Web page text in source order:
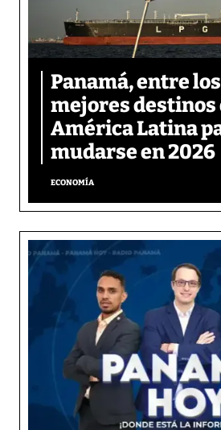
Panamá, entre
mejores destinos
América Latina
mudarse en 2026
ECONOMÍA